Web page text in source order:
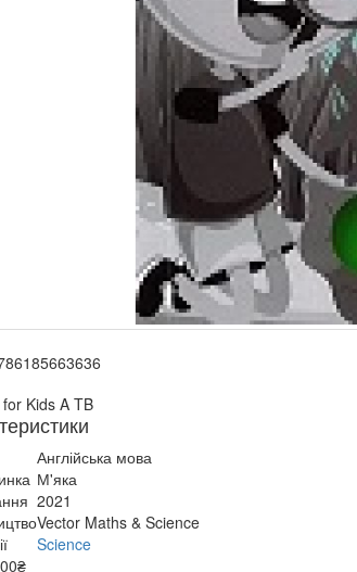
Kids A TB
Англійська мова
М'яка
2021
Vector Maths & Science
Science